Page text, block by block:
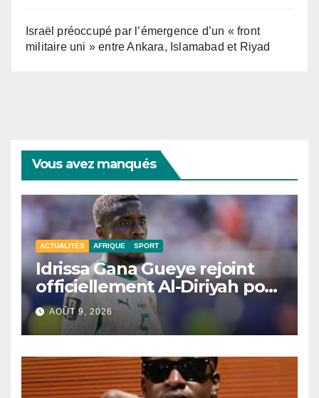
Israël préoccupé par l’émergence d’un « front
militaire uni » entre Ankara, Islamabad et Riyad
Vous avez manqués
ACTUALITÉS AFRIQUE SPORT
Idrissa Gana Gueye rejoint
officiellement Al-Diriyah pour
une saison
AOÛT 9, 2026